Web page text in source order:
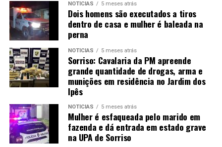
NOTÍCIAS 5 meses atrás
Dois homens são executados a tiros
dentro de casa e mulher é baleada na
perna
NOTÍCIAS 5 meses atrás
Sorriso: Cavalaria da PM apreende
grande quantidade de drogas, arma e
munições em residência no Jardim dos
Ipês
NOTÍCIAS 5 meses atrás
Mulher é esfaqueada pelo marido em
fazenda e dá entrada em estado grave
na UPA de Sorriso